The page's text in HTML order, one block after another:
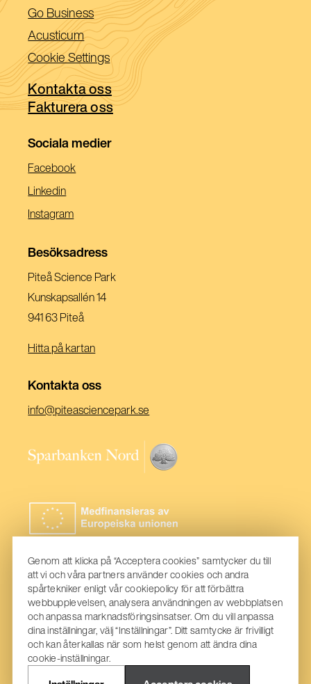
i
ett
nytt
fönster)
Go Business(Öppnas
i
ett
nytt
fönster)
Acusticum(Öppnas
i
ett
nytt
fönster)
Cookie Settings
Kontakta oss
Fakturera oss
Sociala medier
Facebook(Öppnas
Linkedin(Öppnas
Nytt
Instagram(Öppnas
Ett
Besöksadress
Piteå Science Park
Kunskapsallén 14
941 63 Piteå
Hitta på kartan
Kontakta oss
info@piteasciencepark.se
ett
nytt
(Öppnas
nytt
fönster)
Genom att klicka på “Acceptera cookies” samtycker du till
att vi och våra partners använder cookies och andra
spårtekniker enligt vår cookiepolicy för att förbättra
webbupplevelsen, analysera användningen av webbplatsen
och anpassa marknadsföringsinsatser. Om du vill anpassa
dina inställningar, välj “Inställningar”. Ditt samtycke är frivilligt
och kan återkallas när som helst genom att ändra dina
cookie-inställningar.